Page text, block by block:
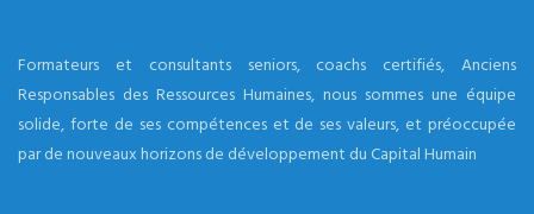
Formateurs et consultants seniors, coachs certifiés, Anciens
Responsables des Ressources Humaines, nous sommes une équipe
solide, forte de ses compétences et de ses valeurs, et préoccupée
par de nouveaux horizons de développement du Capital Humain